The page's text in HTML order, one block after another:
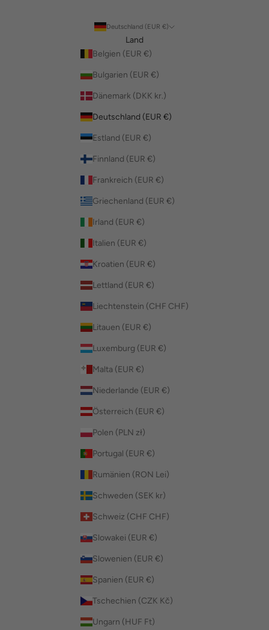
Deutschland (EUR €)
Land
Belgien (EUR €)
Bulgarien (EUR €)
Dänemark (DKK kr.)
Deutschland (EUR €)
Estland (EUR €)
Finnland (EUR €)
Frankreich (EUR €)
Griechenland (EUR €)
Irland (EUR €)
Italien (EUR €)
Kroatien (EUR €)
Lettland (EUR €)
Liechtenstein (CHF CHF)
Litauen (EUR €)
Luxemburg (EUR €)
Malta (EUR €)
Niederlande (EUR €)
Österreich (EUR €)
Polen (PLN zł)
Portugal (EUR €)
Rumänien (RON Lei)
Schweden (SEK kr)
Schweiz (CHF CHF)
Slowakei (EUR €)
Slowenien (EUR €)
Spanien (EUR €)
Tschechien (CZK Kč)
Ungarn (HUF Ft)